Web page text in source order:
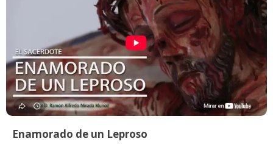
Enamorado de un Leproso